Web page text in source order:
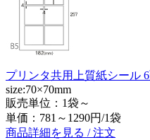
プリンタ共用上質紙シール
size:70×70mm
販売単位：1袋～
単価： 781～1290円/1袋
商品詳細を見る / 注文